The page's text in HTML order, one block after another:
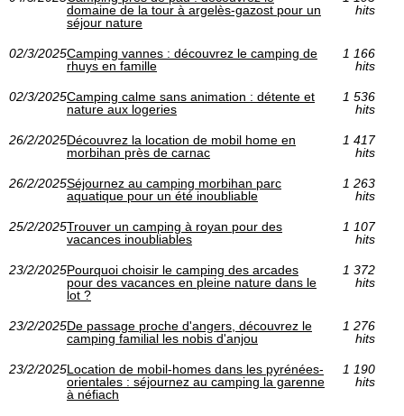
domaine de la tour à argelès-gazost pour un
séjour nature
hits
02/3/2025Camping vannes : découvrez le camping de
rhuys en famille
1 166
hits
02/3/2025Camping calme sans animation : détente et
nature aux logeries
1 536
hits
26/2/2025Découvrez la location de mobil home en
morbihan près de carnac
1 417
hits
26/2/2025Séjournez au camping morbihan parc
aquatique pour un été inoubliable
1 263
hits
25/2/2025Trouver un camping à royan pour des
vacances inoubliables
1 107
hits
23/2/2025Pourquoi choisir le camping des arcades
pour des vacances en pleine nature dans le
lot ?
1 372
hits
23/2/2025De passage proche d'angers, découvrez le
camping familial les nobis d'anjou
1 276
hits
23/2/2025Location de mobil-homes dans les pyrénées-
orientales : séjournez au camping la garenne
à néfiach
1 190
hits